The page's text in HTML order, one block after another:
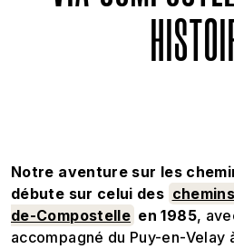
Notre aventure sur les
débute sur celui des
de-Compostelle en 1985,
accompagné du Puy-en-Velay